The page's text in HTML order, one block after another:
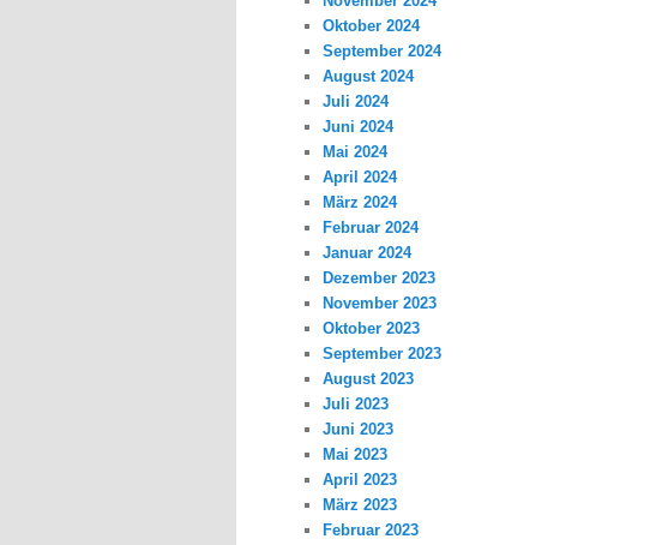
Oktober 2024
September 2024
August 2024
Juli 2024
Juni 2024
Mai 2024
April 2024
März 2024
Februar 2024
Januar 2024
Dezember 2023
November 2023
Oktober 2023
September 2023
August 2023
Juli 2023
Juni 2023
Mai 2023
April 2023
März 2023
Februar 2023